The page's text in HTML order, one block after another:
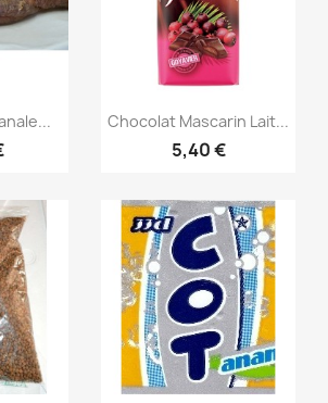
Aperçu rapide
Chocolat Mascarin Lait...
5,40 €